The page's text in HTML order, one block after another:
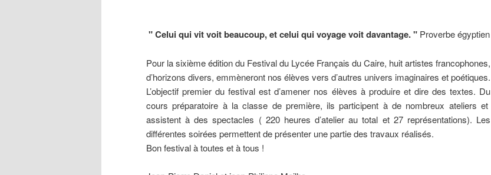
" Celui qui vit voit beaucoup, et celui qui voyage voit davantage. " Proverbe égyptien
Pour la sixième édition du Festival du Lycée Français du Caire, huit artistes francophones,
d’horizons divers, emmèneront nos élèves vers d’autres univers imaginaires et poétiques.
L’objectif premier du festival est d’amener nos élèves à produire et dire des textes. Du
cours préparatoire à la classe de première, ils participent à de nombreux ateliers et
assistent à des spectacles ( 220 heures d’atelier au total et 27 représentations). Les
différentes soirées permettent de présenter une partie des travaux réalisés.
Bon festival à toutes et à tous !